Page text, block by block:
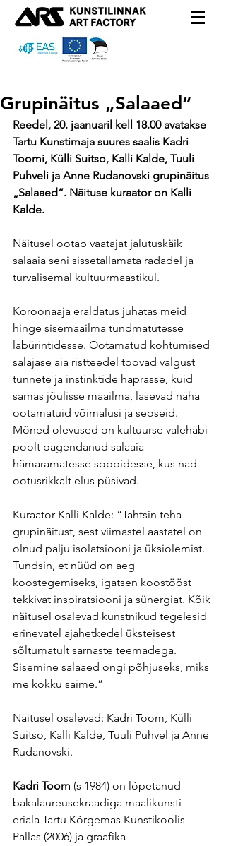
Grupinäitus „Salaaed“
Reedel, 20. jaanuaril kell 18.00 avatakse
Tartu Kunstimaja suures saalis Kadri
Toomi, Külli Suitso, Kalli Kalde, Tuuli
Puhveli ja Anne Rudanovski grupinäitus
„Salaaed“. Näituse kuraator on Kalli
Kalde.
Näitusel ootab vaatajat jalutuskäik
salaaia seni sissetallamata radadel ja
turvalisemal kultuurmaastikul.
Koroonaaja eraldatus juhatas meid
hinge sisemaailma tundmatutesse
labürintidesse. Ootamatud kohtumised
salajase aia ristteedel toovad valgust
tunnete ja instinktide haprasse, kuid
samas jõulisse maailma, lasevad näha
ootamatuid võimalusi ja seoseid.
Mõned olevused on kultuurse valehäbi
poolt pagendanud salaaia
hämaramatesse soppidesse, kus nad
ootusrikkalt elus püsivad.
Kuraator Kalli Kalde: “Tahtsin teha
grupinäitust, sest viimastel aastatel on
olnud palju isolatsiooni ja üksiolemist.
Tundsin, et nüüd on aeg
koostegemiseks, igatsen koostööst
tekkivat inspiratsiooni ja sünergiat. Kõik
näitusel osalevad kunstnikud tegelesid
erinevatel ajahetkedel üksteisest
sõltumatult sarnaste teemadega.
Sisemine salaaed ongi põhjuseks, miks
me kokku saime.”
Näitusel osalevad: Kadri Toom, Külli
Suitso, Kalli Kalde, Tuuli Puhvel ja Anne
Rudanovski.
Kadri Toom (s 1984) on lõpetanud
bakalaureusekraadiga maalikunsti
eriala Tartu Kõrgemas Kunstikoolis
Pallas (2006) ja graafika